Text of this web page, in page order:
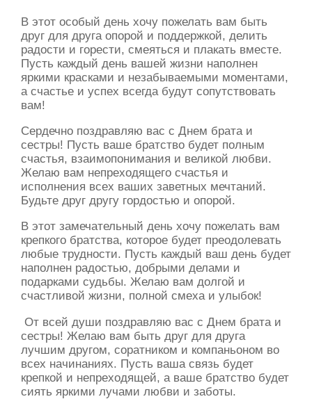
В этот особый день хочу пожелать вам быть
друг для друга опорой и поддержкой, делить
радости и горести, смеяться и плакать вместе.
Пусть каждый день вашей жизни наполнен
яркими красками и незабываемыми моментами,
а счастье и успех всегда будут сопутствовать
вам!
Сердечно поздравляю вас с Днем брата и
сестры! Пусть ваше братство будет полным
счастья, взаимопонимания и великой любви.
Желаю вам непреходящего счастья и
исполнения всех ваших заветных мечтаний.
Будьте друг другу гордостью и опорой.
В этот замечательный день хочу пожелать вам
крепкого братства, которое будет преодолевать
любые трудности. Пусть каждый ваш день будет
наполнен радостью, добрыми делами и
подарками судьбы. Желаю вам долгой и
счастливой жизни, полной смеха и улыбок!
От всей души поздравляю вас с Днем брата и
сестры! Желаю вам быть друг для друга
лучшим другом, соратником и компаньоном во
всех начинаниях. Пусть ваша связь будет
крепкой и непреходящей, а ваше братство будет
сиять яркими лучами любви и заботы.